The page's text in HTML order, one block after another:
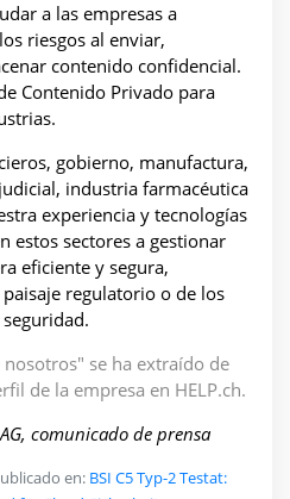
a las empresas a
riesgos al enviar,
contenido confidencial.
Contenido Privado para
gobierno, manufactura,
industria farmacéutica
experiencia y tecnologías
estos sectores a gestionar
eficiente y segura,
regulatorio o de los
se ha extraído de
de la empresa en HELP.ch.
comunicado de prensa
en: BSI C5 Typ-2 Testat: